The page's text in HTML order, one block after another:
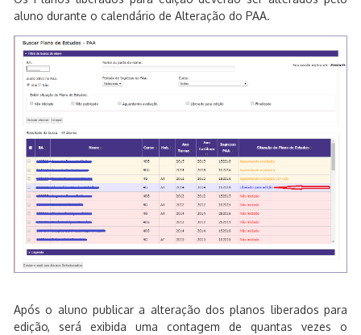
aluno durante o calendário de Alteração do PAA.
Após o aluno publicar a alteração dos planos liberados para
edição, será exibida uma contagem de quantas vezes o